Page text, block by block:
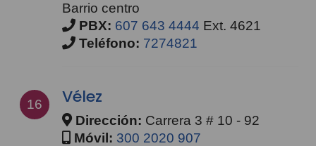
Barrio centro
PBX: 607 643 4444 Ext. 4621
Teléfono: 7274821
16 Vélez
Dirección: Carrera 3 # 10 - 92
Móvil: 300 2020 907